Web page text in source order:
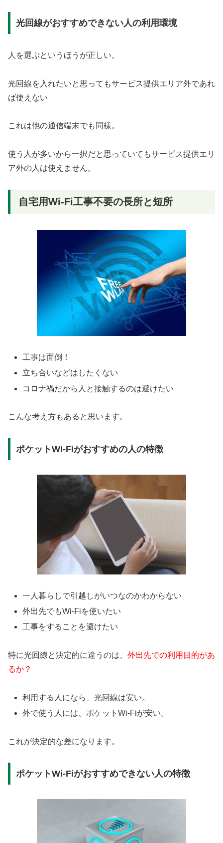
光回線がおすすめできない人の利用環境
人を選ぶというほうが正しい。
光回線を入れたいと思ってもサービス提供エリア外であれ
ば使えない
これは他の通信端末でも同様。
使う人が多いから一択だと思っていてもサービス提供エリ
ア外の人は使えません。
自宅用Wi-Fi工事不要の長所と短所
工事は面倒！
立ち合いなどはしたくない
コロナ禍だから人と接触するのは避けたい
こんな考え方もあると思います。
ポケットWi-Fiがおすすめの人の特徴
一人暮らしで引越しがいつなのかわからない
外出先でもWi-Fiを使いたい
工事をすることを避けたい
特に光回線と決定的に違うのは、 外出先での利用目的があ
るか？
利用する人になら、光回線は安い。
外で使う人には、ポケットWi-Fiが安い。
これが決定的な差になります。
ポケットWi-Fiがおすすめできない人の特徴